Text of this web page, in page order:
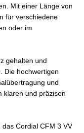
Mit einer Länge von
für verschiedene
oder im
gehalten und
Die hochwertigen
und
klaren und präzisen
Cordial CFM 3 VV